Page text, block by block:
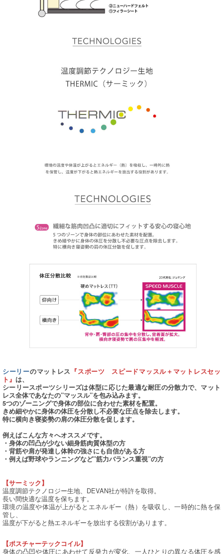
シーリーのマットレス 『スポーツ スピードマッスル＋マットレスセッ
ト』 は、
シーリースポーツシリーズは体型に応じた最適な耐圧の分散力で、マット
レス全体であなたの”マッスル”を包み込みます。
5つのゾーニングで身体の部位に合わせた素材を配置。
きめ細やかに身体の体圧を分散し不必要な圧点を除去します。
特に横向き寝姿勢の肩の体圧分散を促します。
例えばこんな方々へオススメです。
・身体の凹凸が少ない細身筋肉質体型の方
・背筋や肩が発達し体幹の強さにも自信がある方
・例えば野球やランニングなど”筋力バランス重視”の方
【サーミック】
温度調節テクノロジー生地、DEVAN社が特許を取得。
長い間快適な温度を保ちます。
環境の温度や体温が上がるとエネルギー（熱）を吸収し、一時的に熱を保
管し、
温度が下がると熱エネルギーを放出する役割があります。
【ポスチャーテックコイル】
身体の凸凹や体圧にあわせて反発力が変化、一人ひとりの異なる体圧を感